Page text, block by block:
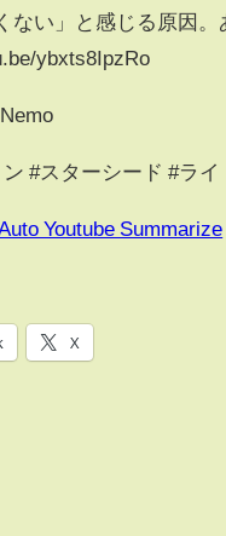
ない」と感じる原因
ybxts8IpzRo
#スターシード #ラ
Auto Youtube Summarize
X